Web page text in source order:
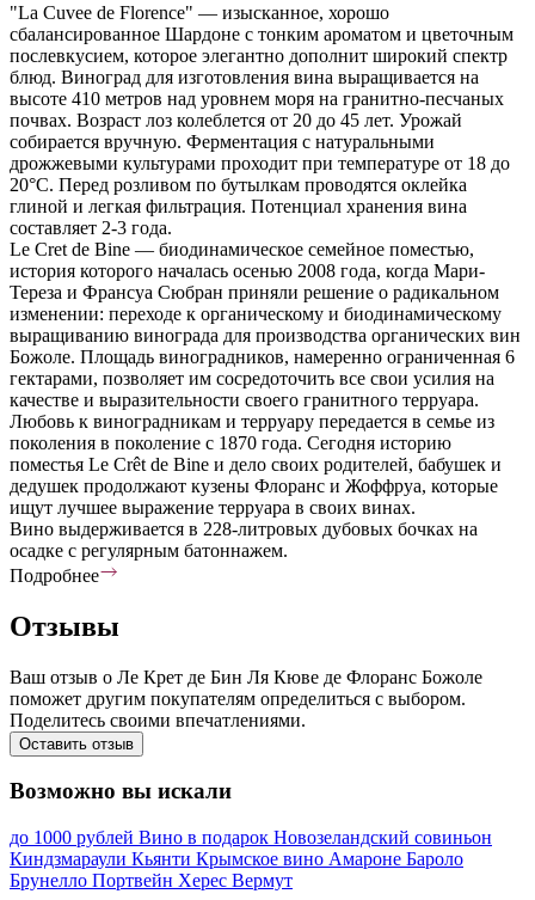
"La Cuvee de Florence" — изысканное, хорошо
сбалансированное Шардоне с тонким ароматом и цветочным
послевкусием, которое элегантно дополнит широкий спектр
блюд. Виноград для изготовления вина выращивается на
высоте 410 метров над уровнем моря на гранитно-песчаных
почвах. Возраст лоз колеблется от 20 до 45 лет. Урожай
собирается вручную. Ферментация с натуральными
дрожжевыми культурами проходит при температуре от 18 до
20°С. Перед розливом по бутылкам проводятся оклейка
глиной и легкая фильтрация. Потенциал хранения вина
составляет 2-3 года.
Le Cret de Bine — биодинамическое семейное поместью,
история которого началась осенью 2008 года, когда Мари-
Тереза и Франсуа Сюбран приняли решение о радикальном
изменении: переходе к органическому и биодинамическому
выращиванию винограда для производства органических вин
Божоле. Площадь виноградников, намеренно ограниченная 6
гектарами, позволяет им сосредоточить все свои усилия на
качестве и выразительности своего гранитного терруара.
Любовь к виноградникам и терруару передается в семье из
поколения в поколение с 1870 года. Сегодня историю
поместья Le Crêt de Bine и дело своих родителей, бабушек и
дедушек продолжают кузены Флоранс и Жоффруа, которые
ищут лучшее выражение терруара в своих винах.
Вино выдерживается в 228-литровых дубовых бочках на
осадке с регулярным батоннажем.
Подробнее
Отзывы
Ваш отзыв о Ле Крет де Бин Ля Кюве де Флоранс Божоле
поможет другим покупателям определиться с выбором.
Поделитесь своими впечатлениями.
Оставить отзыв
Возможно вы искали
до 1000 рублей Вино в подарок Новозеландский совиньон
Киндзмараули Кьянти Крымское вино Амароне Бароло
Брунелло Портвейн Херес Вермут